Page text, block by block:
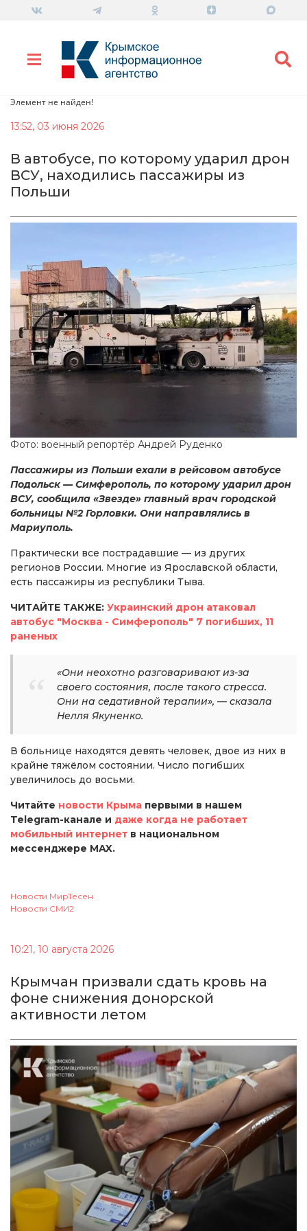
Элемент не найден!
13:52, 03 июня 2026
В автобусе, по которому ударил дрон
ВСУ, находились пассажиры из
Польши
Фото: военный репортёр Андрей Руденко
Пассажиры из Польши ехали в рейсовом автобусе
Подольск — Симферополь, по которому ударил дрон
ВСУ, сообщила «Звезде» главный врач городской
больницы №2 Горловки. Они направлялись в
Мариуполь.
Практически все пострадавшие — из других
регионов России. Многие из Ярославской области,
есть пассажиры из республики Тыва.
ЧИТАЙТЕ ТАКЖЕ: Украинский дрон атаковал
автобус "Москва - Симферополь" 7 погибших, 11
раненых
«Они неохотно разговаривают из-за
своего состояния, после такого стресса.
Они на седативной терапии», — сказала
Нелля Якуненко.
В больнице находятся девять человек, двое из них в
крайне тяжёлом состоянии. Число погибших
увеличилось до восьми.
Читайте новости Крыма первыми в нашем
Telegram-канале и даже когда не работает
мобильный интернет в национальном
мессенджере MAX.
Новости МирТесен
Новости СМИ2
10:21, 10 августа 2026
Крымчан призвали сдать кровь на
фоне снижения донорской
активности летом